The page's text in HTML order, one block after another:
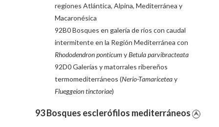
regiones Atlántica, Alpina, Mediterránea y
Macaronésica
92B0 Bosques en galería de ríos con caudal
intermitente en la Región Mediterránea con
Rhododendron ponticumyBetula parvibracteata
92D0 Galerías y matorrales ribereños
termomediterráneos (Nerio-Tamariceteay
Flueggeion tinctoriae)
93 Bosques esclerófilos mediterráneos